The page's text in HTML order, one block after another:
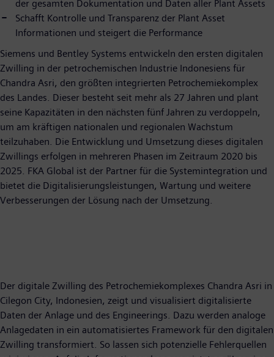
der gesamten Dokumentation und Daten aller Plant Assets
Schafft Kontrolle und Transparenz der Plant Asset
Informationen und steigert die Performance
Siemens und Bentley Systems entwickeln den ersten digitalen
Zwilling in der petrochemischen Industrie Indonesiens für
Chandra Asri, den größten integrierten Petrochemiekomplex
des Landes. Dieser besteht seit mehr als 27 Jahren und plant
seine Kapazitäten in den nächsten fünf Jahren zu verdoppeln,
um am kräftigen nationalen und regionalen Wachstum
teilzuhaben. Die Entwicklung und Umsetzung dieses digitalen
Zwillings erfolgen in mehreren Phasen im Zeitraum 2020 bis
2025. FKA Global ist der Partner für die Systemintegration und
bietet die Digitalisierungsleistungen, Wartung und weitere
Verbesserungen der Lösung nach der Umsetzung.
Der digitale Zwilling des Petrochemiekomplexes Chandra Asri in
Cilegon City, Indonesien, zeigt und visualisiert digitalisierte
Daten der Anlage und des Engineerings. Dazu werden analoge
Anlagedaten in ein automatisiertes Framework für den digitalen
Zwilling transformiert. So lassen sich potenzielle Fehlerquellen